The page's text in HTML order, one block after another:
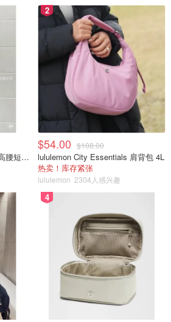
lululemon Softstreme 女士高腰短裤 10cm
2
$54.00 $108.00
lululemon City Essentials 肩背包 4L
热卖！库存紧张
lululemon 2304人感兴趣
4